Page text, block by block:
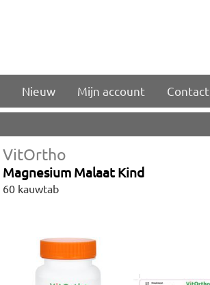
Nieuw Mijn account Contact
VitOrtho
Magnesium Malaat Kind
60 kauwtab